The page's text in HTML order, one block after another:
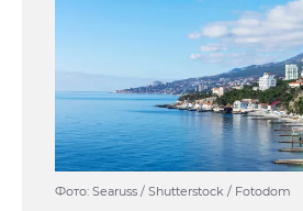
Фото: Searuss / Shutterstock / Fotodom